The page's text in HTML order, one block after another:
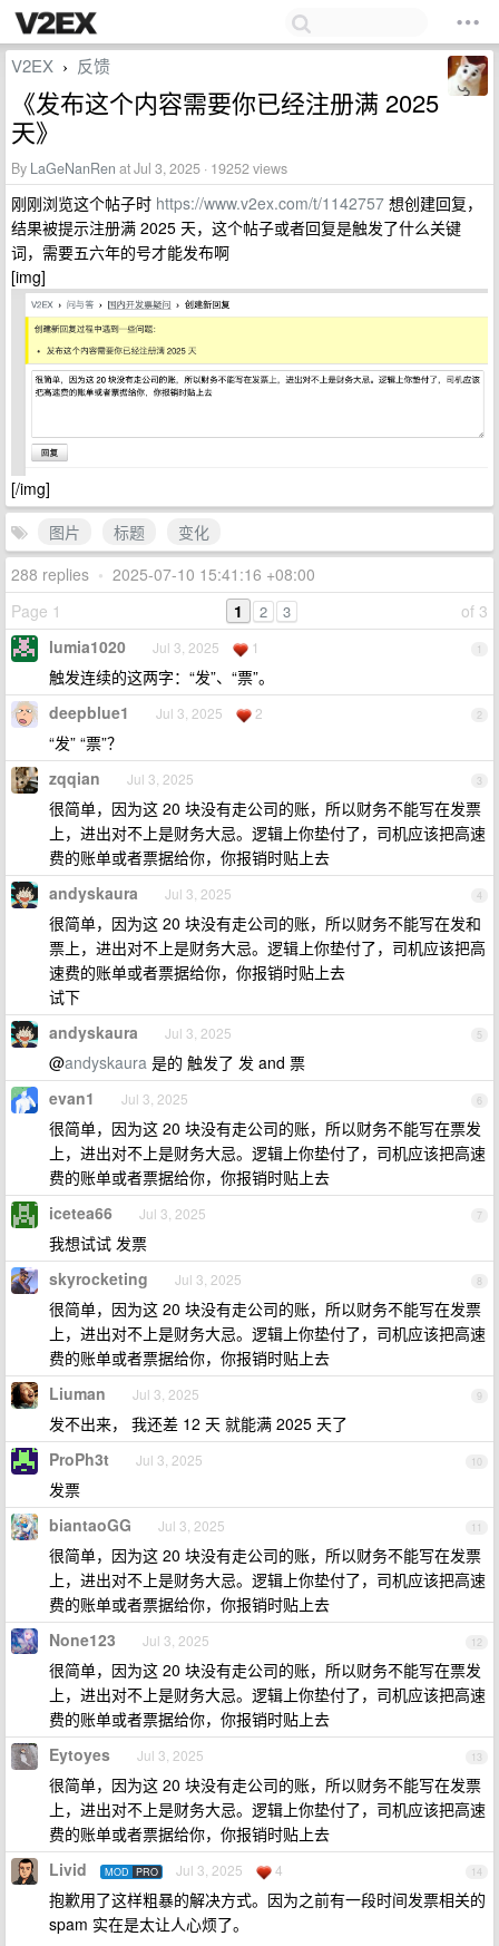
V2EX › 反馈
《发布这个内容需要你已经注册满 2025
天》
By LaGeNanRen at Jul 3, 2025 · 19252 views
刚刚浏览这个帖子时 https://www.v2ex.com/t/1142757 想创建回复，
结果被提示注册满 2025 天，这个帖子或者回复是触发了什么关键
词，需要五六年的号才能发布啊
[img]
[/img]
图片
标题
变化
288 replies • 2025-07-10 15:41:16 +08:00
Page 1
of 3
1 2 3
1
lumia1020 Jul 3, 2025 1
触发连续的这两字：“发”、“票”。
2
deepblue1 Jul 3, 2025 2
“发” “票”？
3
zqqian Jul 3, 2025
很简单，因为这 20 块没有走公司的账，所以财务不能写在发票
上，进出对不上是财务大忌。逻辑上你垫付了，司机应该把高速
费的账单或者票据给你，你报销时贴上去
4
andyskaura Jul 3, 2025
很简单，因为这 20 块没有走公司的账，所以财务不能写在发和
票上，进出对不上是财务大忌。逻辑上你垫付了，司机应该把高
速费的账单或者票据给你，你报销时贴上去
试下
5
andyskaura Jul 3, 2025
@andyskaura 是的 触发了 发 and 票
6
evan1 Jul 3, 2025
很简单，因为这 20 块没有走公司的账，所以财务不能写在票发
上，进出对不上是财务大忌。逻辑上你垫付了，司机应该把高速
费的账单或者票据给你，你报销时贴上去
7
icetea66 Jul 3, 2025
我想试试 发票
8
skyrocketing Jul 3, 2025
很简单，因为这 20 块没有走公司的账，所以财务不能写在发票
上，进出对不上是财务大忌。逻辑上你垫付了，司机应该把高速
费的账单或者票据给你，你报销时贴上去
9
Liuman Jul 3, 2025
发不出来， 我还差 12 天 就能满 2025 天了
10
ProPh3t Jul 3, 2025
发票
11
biantaoGG Jul 3, 2025
很简单，因为这 20 块没有走公司的账，所以财务不能写在发票
上，进出对不上是财务大忌。逻辑上你垫付了，司机应该把高速
费的账单或者票据给你，你报销时贴上去
12
None123 Jul 3, 2025
很简单，因为这 20 块没有走公司的账，所以财务不能写在票发
上，进出对不上是财务大忌。逻辑上你垫付了，司机应该把高速
费的账单或者票据给你，你报销时贴上去
13
Eytoyes Jul 3, 2025
很简单，因为这 20 块没有走公司的账，所以财务不能写在发票
上，进出对不上是财务大忌。逻辑上你垫付了，司机应该把高速
费的账单或者票据给你，你报销时贴上去
14
Livid MOD PRO Jul 3, 2025 4
抱歉用了这样粗暴的解决方式。因为之前有一段时间发票相关的
spam 实在是太让人心烦了。